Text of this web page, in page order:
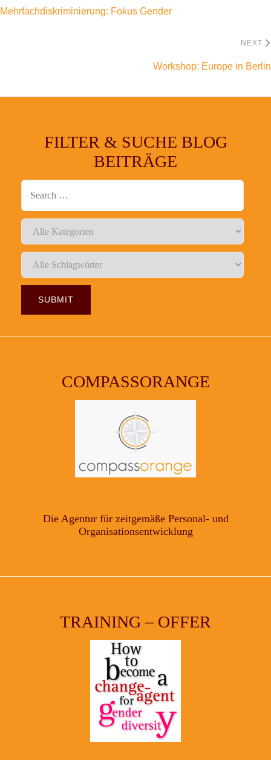
Mehrfachdiskriminierung: Fokus Gender
NEXT
Workshop: Europe in Berlin
FILTER & SUCHE BLOG
BEITRÄGE
COMPASSORANGE
Die Agentur für zeitgemäße Personal- und
Organisationsentwicklung
TRAINING – OFFER